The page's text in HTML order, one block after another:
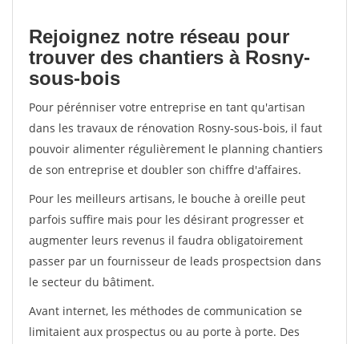
Rejoignez notre réseau pour
trouver des chantiers à Rosny-
sous-bois
Pour pérénniser votre entreprise en tant qu'artisan
dans les travaux de rénovation Rosny-sous-bois, il faut
pouvoir alimenter régulièrement le planning chantiers
de son entreprise et doubler son chiffre d'affaires.
Pour les meilleurs artisans, le bouche à oreille peut
parfois suffire mais pour les désirant progresser et
augmenter leurs revenus il faudra obligatoirement
passer par un fournisseur de leads prospectsion dans
le secteur du bâtiment.
Avant internet, les méthodes de communication se
limitaient aux prospectus ou au porte à porte. Des